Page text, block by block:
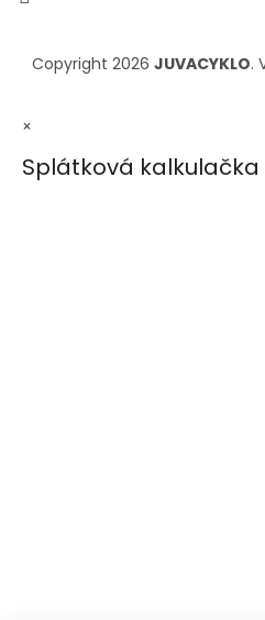
Copyright 2026 JUVACYKLO.
×
Splátková kalkulačka